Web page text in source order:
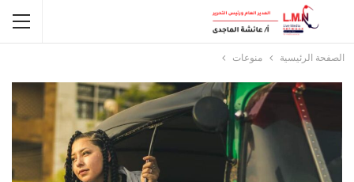
الصفحة الرئيسية منوعات